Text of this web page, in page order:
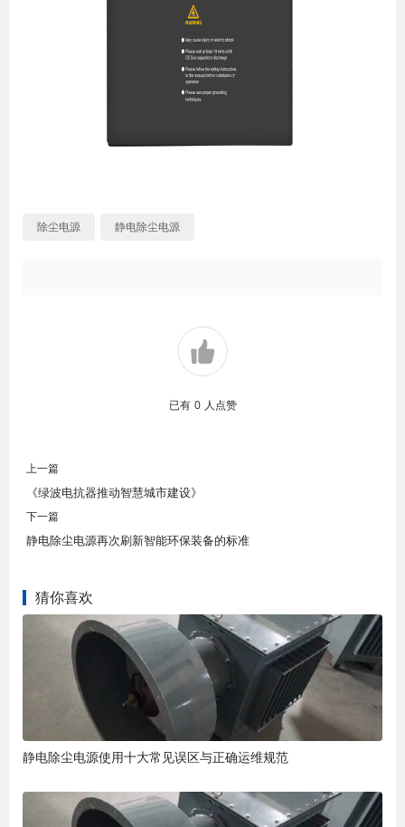
除尘电源 静电除尘电源
已有 0 人点赞
上一篇
《绿波电抗器推动智慧城市建设》
下一篇
静电除尘电源再次刷新智能环保装备的标准
猜你喜欢
静电除尘电源使用十大常见误区与正确运维规范